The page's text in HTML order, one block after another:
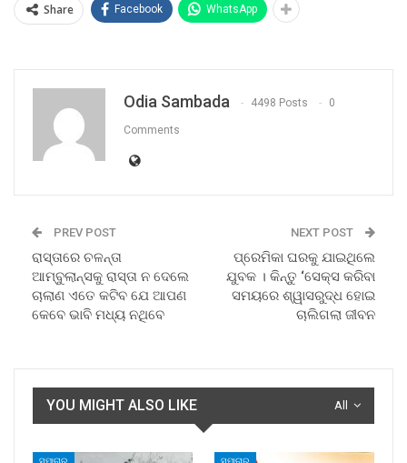
Share Facebook WhatsApp
Odia Sambada 4498 Posts 0
Comments
PREV POST
ରାସ୍ତାରେ ଚଳନ୍ତା
ଆମ୍ବୁଲାନ୍ସକୁ ରାସ୍ତା ନ ଦେଲେ
ଚାଲାଣ ଏତେ କଟିବ ଯେ ଆପଣ
କେବେ ଭାବି ମଧ୍ୟ ନଥିବେ
NEXT POST
ପ୍ରେମିକା ଘରକୁ ଯାଇଥିଲେ
ଯୁବକ । କିନ୍ତୁ ‘ସେକ୍ସ କରିବା
ସମୟରେ ଶ୍ୱାସରୁଦ୍ଧ ହୋଇ
ଚାଲିଗଲା ଜୀବନ
All
YOU MIGHT ALSO LIKE